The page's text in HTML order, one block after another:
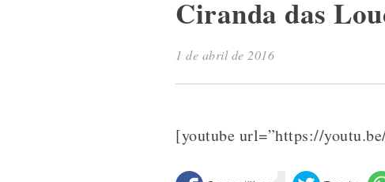
Ciranda das
1 de abril de 2016
[youtube url=”https://